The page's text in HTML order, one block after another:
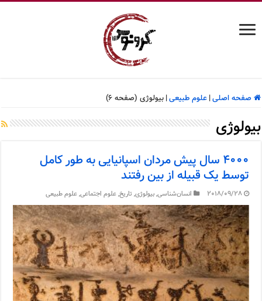
صفحه اصلی| علوم طبیعی| بیولوژی (صفحه 6)
بیولوژی
۴۰۰۰ سال پیش مردان اسپانیایی به طور کامل
توسط یک قبیله از بین رفتند
2018/09/28 انسان‌شناسی,بیولوژی, تاریخ,علوم اجتماعی,علوم طبیعی